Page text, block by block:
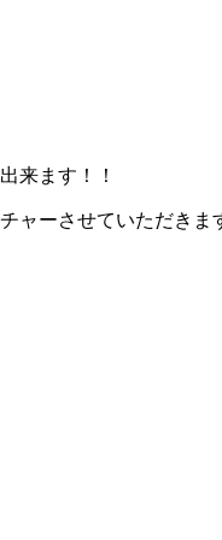
来ます！！
ャーさせていただきま